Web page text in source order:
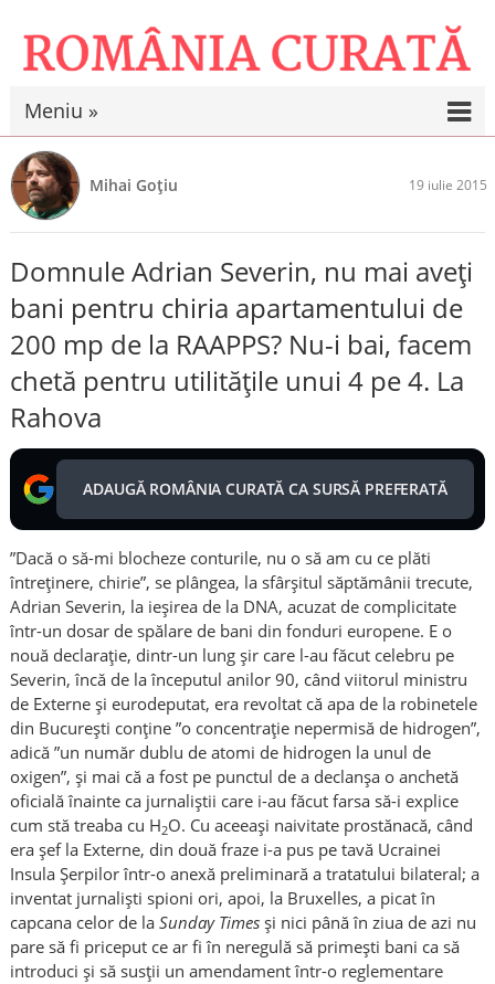
Meniu »
Mihai Goțiu 19 iulie 2015
Domnule Adrian Severin, nu mai aveți
bani pentru chiria apartamentului de
200 mp de la RAAPPS? Nu-i bai, facem
chetă pentru utilitățile unui 4 pe 4. La
Rahova
ADAUGĂ ROMÂNIA CURATĂ CA SURSĂ PREFERATĂ
”Dacă o să-mi blocheze conturile, nu o să am cu ce plăti
întreținere, chirie”, se plângea, la sfârșitul săptămânii trecute,
Adrian Severin, la ieșirea de la DNA, acuzat de complicitate
într-un dosar de spălare de bani din fonduri europene. E o
nouă declarație, dintr-un lung șir care l-au făcut celebru pe
Severin, încă de la începutul anilor 90, când viitorul ministru
de Externe și eurodeputat, era revoltat că apa de la robinetele
din București conține ”o concentrație nepermisă de hidrogen”,
adică ”un număr dublu de atomi de hidrogen la unul de
oxigen”, și mai că a fost pe punctul de a declanșa o anchetă
oficială înainte ca jurnaliștii care i-au făcut farsa să-i explice
cum stă treaba cu H2O. Cu aceeași naivitate prostănacă, când
era șef la Externe, din două fraze i-a pus pe tavă Ucrainei
Insula Șerpilor într-o anexă preliminară a tratatului bilateral; a
inventat jurnaliști spioni ori, apoi, la Bruxelles, a picat în
capcana celor de la Sunday Timesși nici până în ziua de azi nu
pare să fi priceput ce ar fi în neregulă să primești bani ca să
introduci și să susții un amendament într-o reglementare